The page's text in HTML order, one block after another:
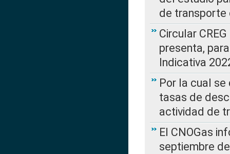
de transporte
Circular
presenta,
Indicativa
Por la cual
tasas de
actividad de
El CNOGas
septiembre